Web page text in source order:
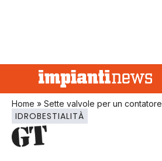
Home » Sette valvole per un contatore
IDROBESTIALITÀ